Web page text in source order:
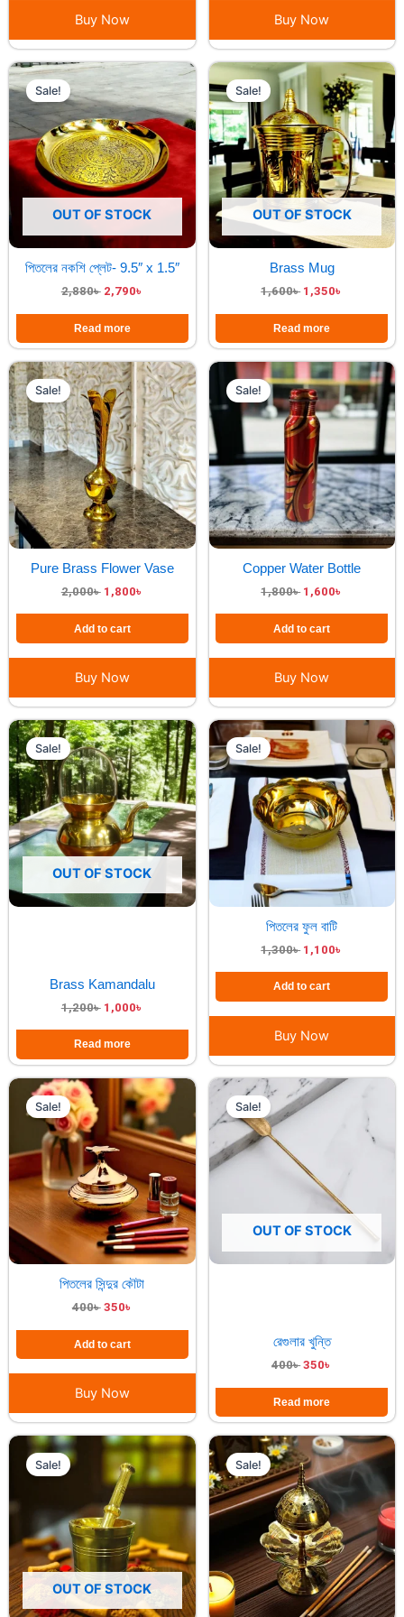
Buy Now Buy Now
OUT OF STOCK
Sale!
পিতলের নকশি প্লেট- 9.5″ x 1.5″
2,880৳
Original
price
was:
2,880৳ .
2,790৳
Current
price
2,790৳ .
Read more
OUT OF STOCK
Sale!
Brass Mug
1,600৳
Original
price
was:
1,600৳ .
1,350৳
Current
price
is:
1,350৳ .
Read more
Sale!
Pure Brass Flower Vase
2,000৳
Original
price
was:
2,000৳ .
1,800৳
Current
price
is:
1,800৳ .
Add to cart
Buy Now
Sale!
Copper Water Bottle
1,800৳
Original
price
was:
1,800৳ .
1,600৳
Current
price
is:
1,600৳ .
Add to cart
Buy Now
OUT OF STOCK
Sale!
Brass Kamandalu
1,200৳
Original
price
was:
1,200৳ .
1,000৳
Current
price
is:
1,000৳ .
Read more
Sale!
পিতলের ফুল বাটি
1,300৳
Original
price
was:
1,300৳ .
1,100৳
Current
price
is:
1,100৳ .
Add to cart
Buy Now
Sale!
পিতলের সিন্দুর কৌটা
400৳
Original
price
was:
400৳ .
350৳
Current
price
is:
350৳ .
Add to cart
Buy Now
OUT OF STOCK
Sale!
রেগুলার খুন্তি
400৳
Original
price
350৳
Current
Read more
OUT OF STOCK
Sale!
Original
price
was:
1,600৳ .
Current
price
is:
1,450৳ .
Sale!
Original
price
was:
750৳ .
Current
price
is:
700৳ .